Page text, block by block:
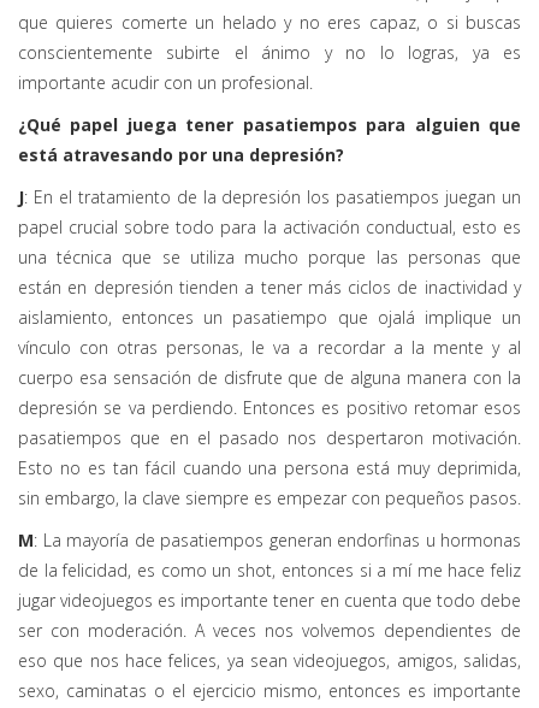
que quieres comerte un helado y no eres capaz, o si buscas
conscientemente subirte el ánimo y no lo logras, ya es
importante acudir con un profesional.
¿Qué papel juega tener pasatiempos para alguien que
está atravesando por una depresión?
J: En el tratamiento de la depresión los pasatiempos juegan un
papel crucial sobre todo para la activación conductual, esto es
una técnica que se utiliza mucho porque las personas que
están en depresión tienden a tener más ciclos de inactividad y
aislamiento, entonces un pasatiempo que ojalá implique un
vínculo con otras personas, le va a recordar a la mente y al
cuerpo esa sensación de disfrute que de alguna manera con la
depresión se va perdiendo. Entonces es positivo retomar esos
pasatiempos que en el pasado nos despertaron motivación.
Esto no es tan fácil cuando una persona está muy deprimida,
sin embargo, la clave siempre es empezar con pequeños pasos.
M: La mayoría de pasatiempos generan endorfinas u hormonas
de la felicidad, es como un shot, entonces si a mí me hace feliz
jugar videojuegos es importante tener en cuenta que todo debe
ser con moderación. A veces nos volvemos dependientes de
eso que nos hace felices, ya sean videojuegos, amigos, salidas,
sexo, caminatas o el ejercicio mismo, entonces es importante